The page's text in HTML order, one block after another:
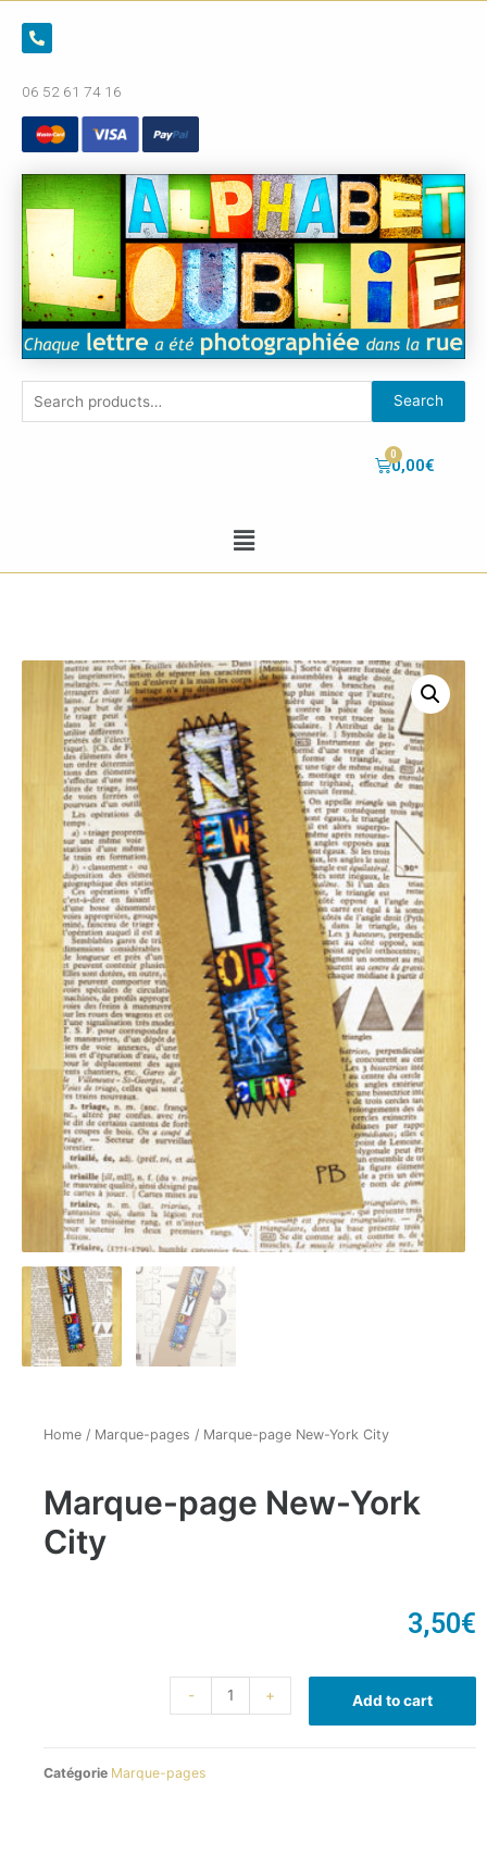
06 52 61 74 16
Search
0,00€
Home / Marque-pages / Marque-page New-York City
Marque-page New-York
City
3,50€
- + Add to cart
Catégorie Marque-pages